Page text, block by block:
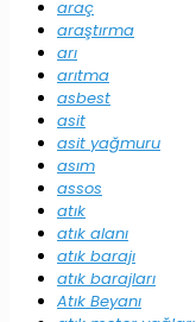
araç
araştırma
arı
arıtma
asbest
asit
asit yağmuru
asım
assos
atık
atık alanı
atık barajı
atık barajları
Atık Beyanı